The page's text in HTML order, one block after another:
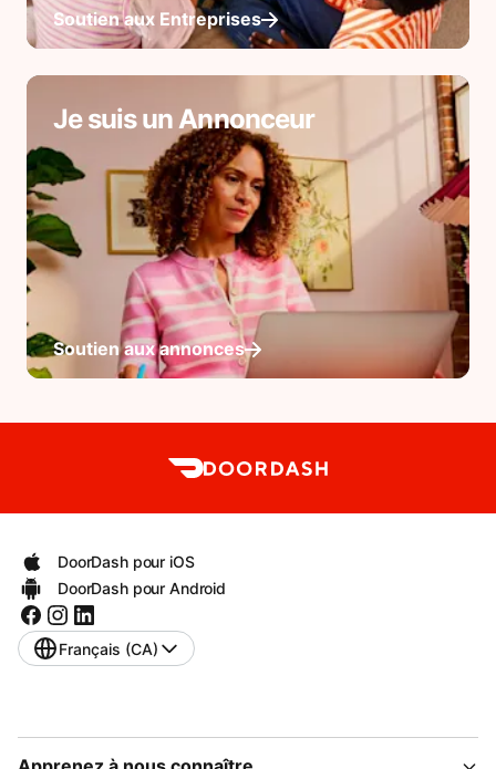
Soutien aux Entreprises
Je suis un Annonceur
Soutien aux annonces
DoorDash pour iOS
DoorDash pour Android
Français (CA)